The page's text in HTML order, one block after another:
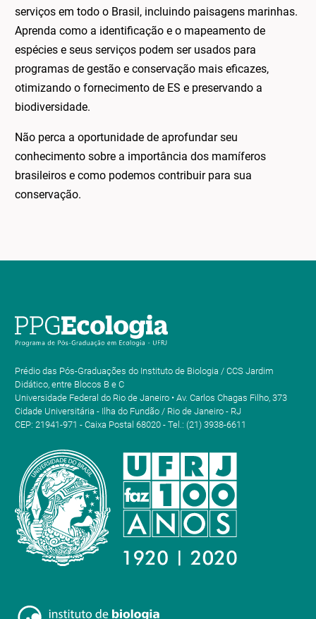
serviços em todo o Brasil, incluindo paisagens marinhas.
Aprenda como a identificação e o mapeamento de
espécies e seus serviços podem ser usados para
programas de gestão e conservação mais eficazes,
otimizando o fornecimento de ES e preservando a
biodiversidade.
Não perca a oportunidade de aprofundar seu
conhecimento sobre a importância dos mamíferos
brasileiros e como podemos contribuir para sua
conservação.
Prédio das Pós-Graduações do Instituto de Biologia / CCS Jardim
Didático, entre Blocos B e C
Universidade Federal do Rio de Janeiro • Av. Carlos Chagas Filho, 373
Cidade Universitária - Ilha do Fundão / Rio de Janeiro - RJ
CEP: 21941-971 - Caixa Postal 68020 - Tel.: (21) 3938-6611